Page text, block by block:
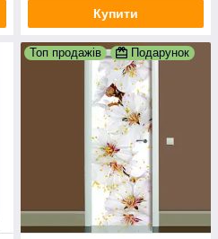
Купити
Топ продажів Подарунок